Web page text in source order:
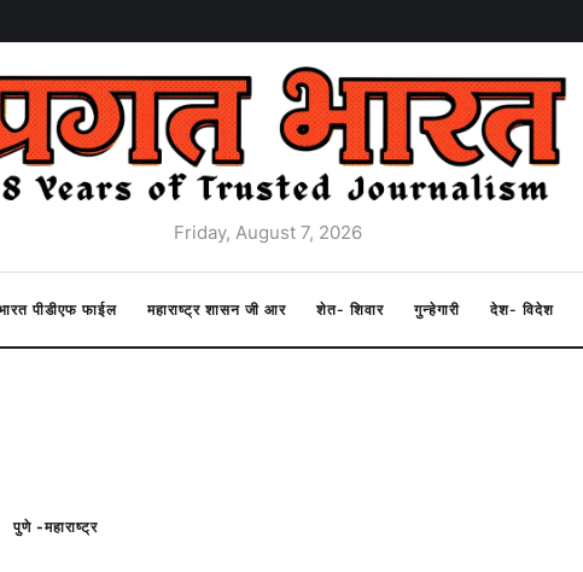
Friday, August 7, 2026
पीडीएफ फाईल महाराष्ट्र शासन जी आर शेत- शिवार गुन्हेगारी देश- विदेश
पुणे -महाराष्ट्र